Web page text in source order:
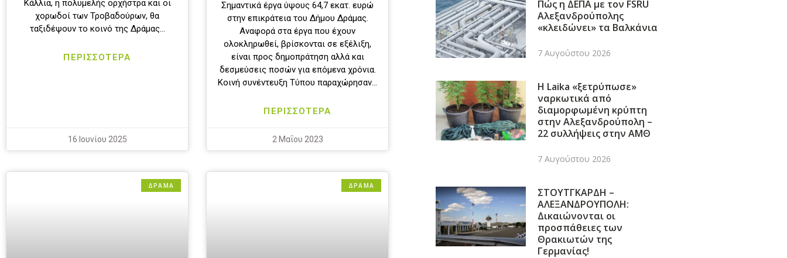
Κάλλια, η πολυμελής ορχήστρα και οι
χορωδοί των Τροβαδούρων, θα
ταξιδέψουν το κοινό της Δράμας…
ΠΕΡΙΣΣΟΤΕΡΑ
16 Ιουνίου 2025
Σημαντικά έργα ύψους 64,7 εκατ. ευρώ
στην επικράτεια του Δήμου Δράμας.
Αναφορά στα έργα που έχουν
ολοκληρωθεί, βρίσκονται σε εξέλιξη,
είναι προς δημοπράτηση αλλά και
δεσμεύσεις ποσών για επόμενα χρόνια.
Κοινή συνέντευξη Τύπου παραχώρησαν…
ΠΕΡΙΣΣΟΤΕΡΑ
2 Μαΐου 2023
ΔΡΆΜΑ ΔΡΆΜΑ
Πώς η ΔΕΠΑ με τον FSRU
Αλεξανδρούπολης
«κλειδώνει» τα Βαλκάνια
7 Αυγούστου 2026
Η Laika «ξετρύπωσε»
ναρκωτικά από
διαμορφωμένη κρύπτη
στην Αλεξανδρούπολη –
22 συλλήψεις στην ΑΜΘ
7 Αυγούστου 2026
ΣΤΟΥΤΓΚΑΡΔΗ –
ΑΛΕΞΑΝΔΡΟΥΠΟΛΗ:
Δικαιώνονται οι
προσπάθειες των
Θρακιωτών της
Γερμανίας!